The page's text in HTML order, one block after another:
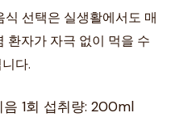
선택은 실생활에서도 매
환자가 자극 없이 먹을 수
다.
음 1회 섭취량: 200ml